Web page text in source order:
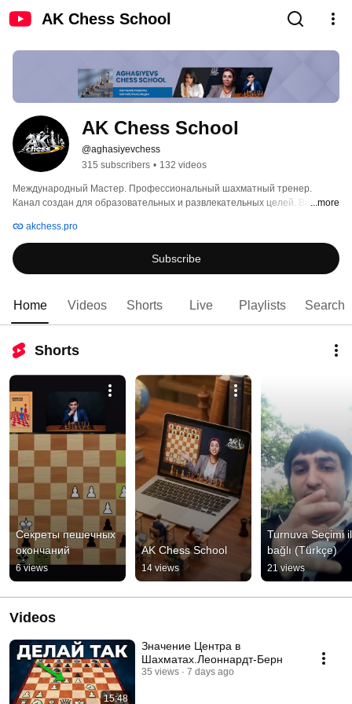
AK Chess School
AK Chess School
@aghasiyevchess
315 subscribers • 132 videos
Международный Мастер. Профессиональный шахматный тренер.
Канал создан для образовательных и развлекательных целей. Всем ...more
akchess.pro
Subscribe
Home Videos Shorts Live Playlists Search
Shorts
Секреты пешечных
окончаний
6 views
AK Chess School
14 views
Turnuva Seçimi
bağlı (Türkçe)
21 views
Videos
15:48
Значение Центра в
Шахматах.Леоннардт-Берн
35 views 7 days ago